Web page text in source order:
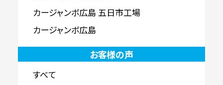
カージャンボ広島 五日市工場
カージャンボ広島
お客様の声
すべて